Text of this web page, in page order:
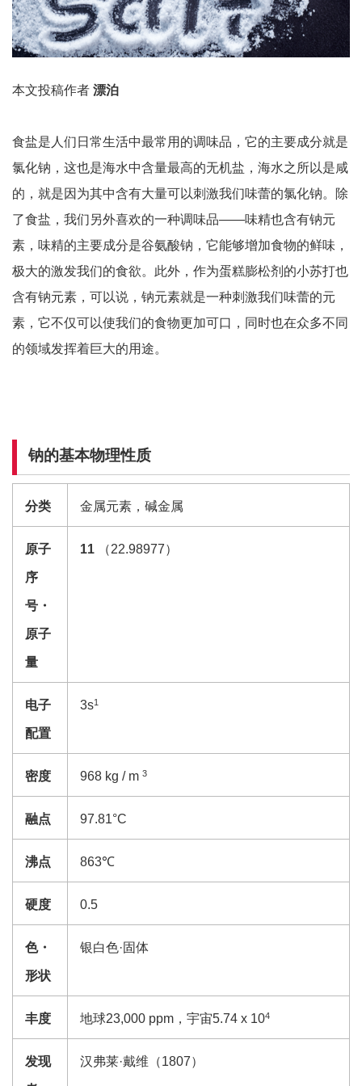
本文投稿作者 漂泊
食盐是人们日常生活中最常用的调味品，它的主要成分就是
氯化钠，这也是海水中含量最高的无机盐，海水之所以是咸
的，就是因为其中含有大量可以刺激我们味蕾的氯化钠。除
了食盐，我们另外喜欢的一种调味品——味精也含有钠元
素，味精的主要成分是谷氨酸钠，它能够增加食物的鲜味，
极大的激发我们的食欲。此外，作为蛋糕膨松剂的小苏打也
含有钠元素，可以说，钠元素就是一种刺激我们味蕾的元
素，它不仅可以使我们的食物更加可口，同时也在众多不同
的领域发挥着巨大的用途。
钠的基本物理性质
分类 金属元素，碱金属
原子
序
号 ・
原子
量
11 （22.98977）
电子
配置
3s1
密度 968 kg / m 3
融点 97.81°C
沸点 863℃
硬度 0.5
色・
形状
银白色·固体
丰度 地球23,000 ppm，宇宙5.74 x 104
发现 汉弗莱·戴维（1807）